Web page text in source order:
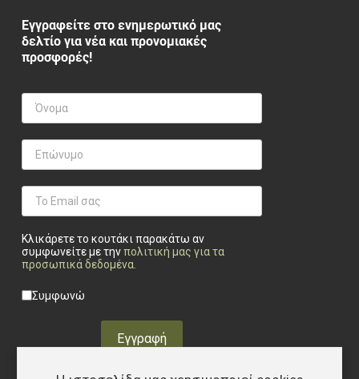
Εγγραφείτε στο ενημερωτικό μας
δελτίο για νέα και προνομιακές
προσφορές!
Κλικάρετε το κουτάκι παρακάτω αν
συμφωνείτε με τηνπολιτική μας για τα
προσωπικά δεδομένα.
Privacy checkbox
Συμφωνώ
Εγγραφή